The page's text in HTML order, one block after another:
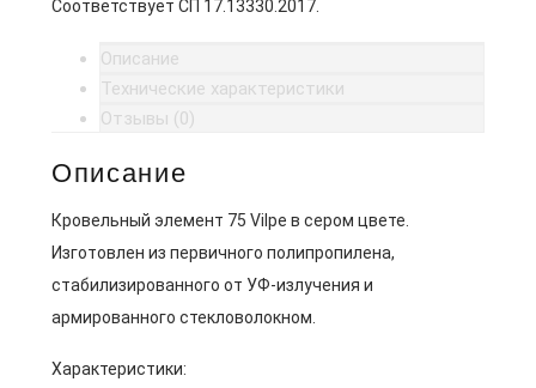
Соответствует СП 17.13330.2017.
Описание
Технические характеристики
Отзывы (0)
Описание
Кровельный элемент 75 Vilpe в сером цвете.
Изготовлен из первичного полипропилена,
стабилизированного от УФ-излучения и
армированного стекловолокном.
Характеристики: